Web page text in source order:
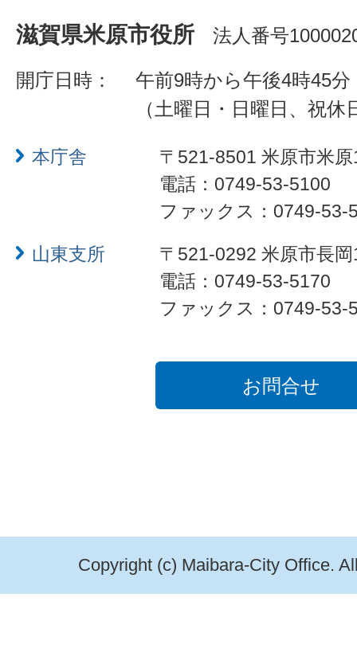
滋賀県米原市役所 法人番号
開庁日時：
午前9時から午後4時45分
（土曜日・日曜日、祝
本庁舎
〒521-8501 米原市米
電話：0749-53-5100
ファックス：0749-53-
山東支所
〒521-0292 米原市長
電話：0749-53-5170
ファックス：0749-53-
お問合せ
Copyright (c) Maibara-City Office.